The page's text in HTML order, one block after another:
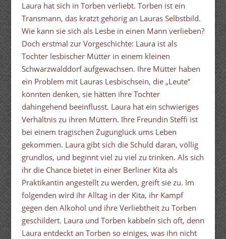
Laura hat sich in Torben verliebt. Torben ist ein
Transmann, das kratzt gehörig an Lauras Selbstbild.
Wie kann sie sich als Lesbe in einen Mann verlieben?
Doch erstmal zur Vorgeschichte: Laura ist als
Tochter lesbischer Mütter in einem kleinen
Schwarzwalddorf aufgewachsen. Ihre Mütter haben
ein Problem mit Lauras Lesbischsein, die „Leute“
könnten denken, sie hätten ihre Tochter
dahingehend beeinflusst. Laura hat ein schwieriges
Verhältnis zu ihren Müttern. Ihre Freundin Steffi ist
bei einem tragischen Zugunglück ums Leben
gekommen. Laura gibt sich die Schuld daran, völlig
grundlos, und beginnt viel zu viel zu trinken. Als sich
ihr die Chance bietet in einer Berliner Kita als
Praktikantin angestellt zu werden, greift sie zu. Im
folgenden wird ihr Alltag in der Kita, ihr Kampf
gegen den Alkohol und ihre Verliebtheit zu Torben
geschildert. Laura und Torben kabbeln sich oft, denn
Laura entdeckt an Torben so einiges, was ihn nicht